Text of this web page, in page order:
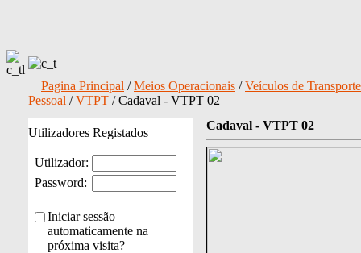
Pagina Principal /Meios Operacionais /Veículos de
Pessoal /VTPT / Cadaval - VTPT 02
Utilizadores Registados
Utilizador:
Password:
Iniciar sessão
automaticamente na
próxima visita?
Cadaval - VTPT 02